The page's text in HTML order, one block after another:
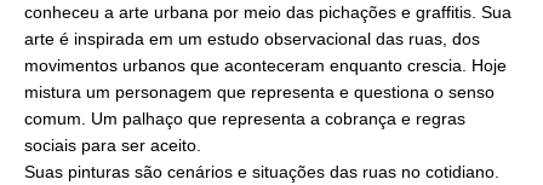
conheceu a arte urbana por meio das pichações e graffitis. Sua
arte é inspirada em um estudo observacional das ruas, dos
movimentos urbanos que aconteceram enquanto crescia. Hoje
mistura um personagem que representa e questiona o senso
comum. Um palhaço que representa a cobrança e regras
sociais para ser aceito.
Suas pinturas são cenários e situações das ruas no cotidiano.